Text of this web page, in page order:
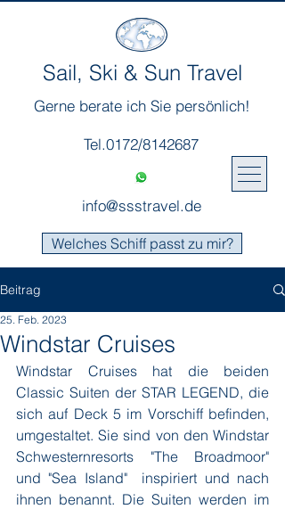
Sail, Ski & Sun Travel
Gerne berate ich Sie persönlich!
Tel.0172/8142687
info@ssstravel.de
Welches Schiff passt zu mir?
Beitrag
Windstar Cruises
25. Feb. 2023
Windstar Cruises hat die beiden
Classic Suiten der STAR LEGEND, die
sich auf Deck 5 im Vorschiff befinden,
umgestaltet. Sie sind von den Windstar
Schwesternresorts "The Broadmoor"
und "Sea Island"  inspiriert und nach
ihnen benannt. Die Suiten werden im